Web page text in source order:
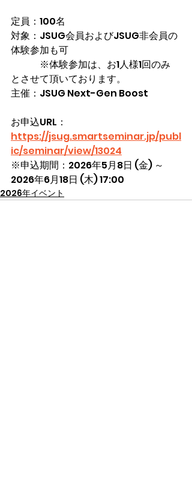
定員：100名
対象：JSUG会員およびJSUG非会員の
体験参加も可
※体験参加は、お1人様1回のみ
とさせて頂いております。
主催：JSUG Next-Gen Boost
お申込URL：
https://jsug.smartseminar.jp/publ
ic/seminar/view/13024
※申込期間：2026年5月8日 (金) ～
2026年6月18日 (木) 17:00
2026年イベント